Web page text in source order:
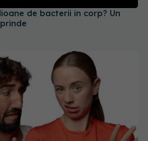
de bacterii în corp? Un